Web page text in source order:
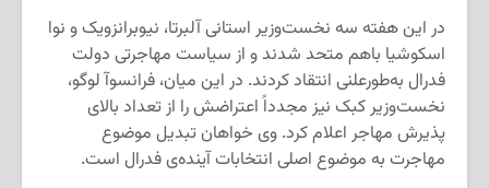
در این هفته سه نخست‌وزیر استانی آلبرتا، نیوبرانزویک و نوا
اسکوشیا باهم متحد شدند و از سیاست مهاجرتی دولت
فدرال به‌طورعلنی انتقاد کردند. در این میان، فرانسوآ لوگو،
نخست‌وزیر کبک نیز مجدداً اعتراضش را از تعداد بالای
پذیرش مهاجر اعلام کرد. وی خواهان تبدیل موضوع
مهاجرت به موضوع اصلی انتخابات آینده‌ی فدرال است.